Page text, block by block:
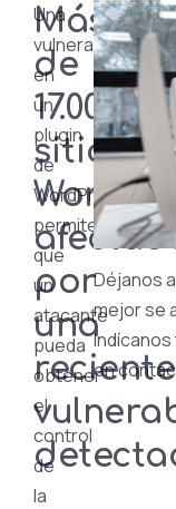
Más
de
17.000
sitios
por
una
reciente
Una
vulnerabilidad
en
un
plugin
de
WordPress
permite
que
un
atacante
pueda
obtener
el
control
de
la
Déjanos
mejor se
en